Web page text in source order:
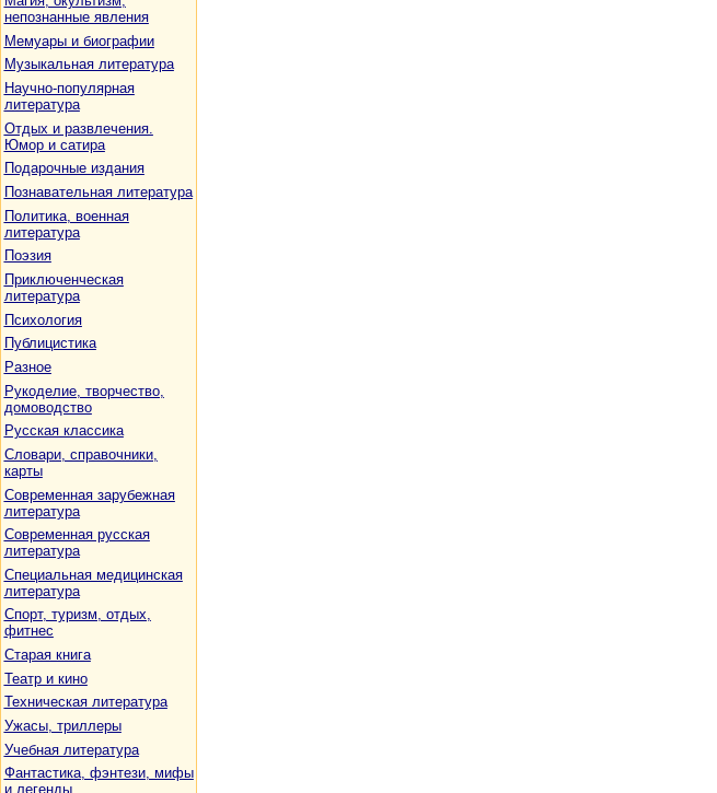
непознанные явления
Мемуары и биографии
Музыкальная литература
Научно-популярная
литература
Отдых и развлечения.
Юмор и сатира
Подарочные издания
Познавательная литература
Политика, военная
литература
Поэзия
Приключенческая
литература
Психология
Публицистика
Разное
Рукоделие, творчество,
домоводство
Русская классика
Словари, справочники,
карты
Современная зарубежная
литература
Современная русская
литература
Специальная медицинская
литература
Спорт, туризм, отдых,
фитнес
Старая книга
Театр и кино
Техническая литература
Ужасы, триллеры
Учебная литература
Фантастика, фэнтези, мифы
и легенды